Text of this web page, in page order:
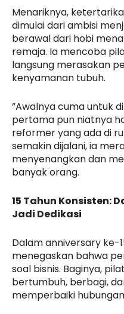
Menariknya,
dimulai dari ambisi
berawal dari hobi
remaja. Ia mencoba
langsung merasakan
kenyamanan tubuh.
”Awalnya cuma untuk
pertama pun niatnya
reformer yang ada di
semakin dijalani, ia
menyenangkan dan
banyak orang.
15 Tahun Konsisten:
Jadi Dedikasi
Dalam anniversary ke-
menegaskan bahwa
soal bisnis. Baginya,
bertumbuh, berbagi,
memperbaiki